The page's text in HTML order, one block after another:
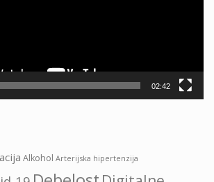
02:42
Alkohol Arterijska hipertenzija